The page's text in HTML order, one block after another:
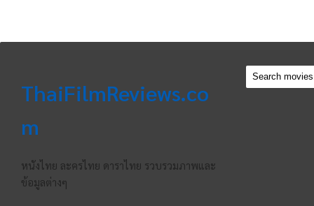
ThaiFilmReviews.co
m
หนังไทย ละครไทย ดาราไทย รวบรวมภาพและ
ข้อมูลต่างๆ